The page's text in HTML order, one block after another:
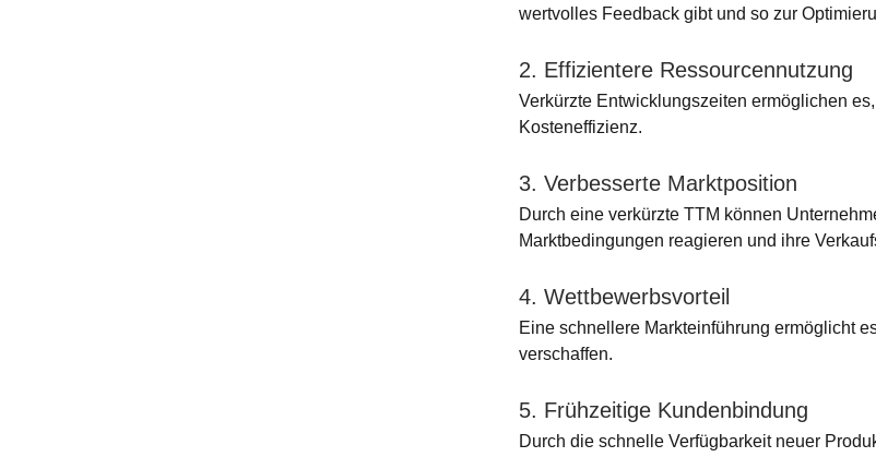
wertvolles Feedback gibt und so zur
2. Effizientere Ressourcennutzung
Verkürzte Entwicklungszeiten ermöglichen
Kosteneffizienz.
3. Verbesserte Marktposition
Durch eine verkürzte TTM können
Marktbedingungen reagieren und ihre
4. Wettbewerbsvorteil
Eine schnellere Markteinführung ermöglicht
verschaffen.
5. Frühzeitige Kundenbindung
Durch die schnelle Verfügbarkeit neuer